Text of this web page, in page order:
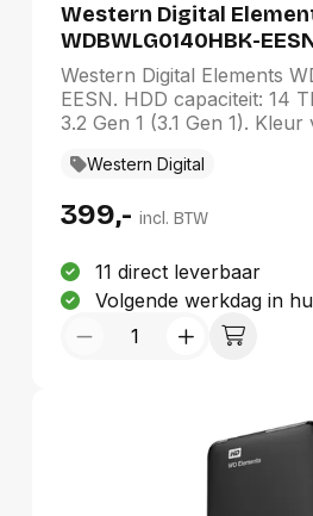
Western Digital
WDBWLG0140HBK-
harde schijf 14 TB
1 (3.1 Gen 1) Zwart
Western Digital Elements
EESN. HDD capaciteit: 14
3.2 Gen 1 (3.1 Gen 1).
Western Digital
399,- incl. BTW
11 direct leverbaar
Volgende werkdag in